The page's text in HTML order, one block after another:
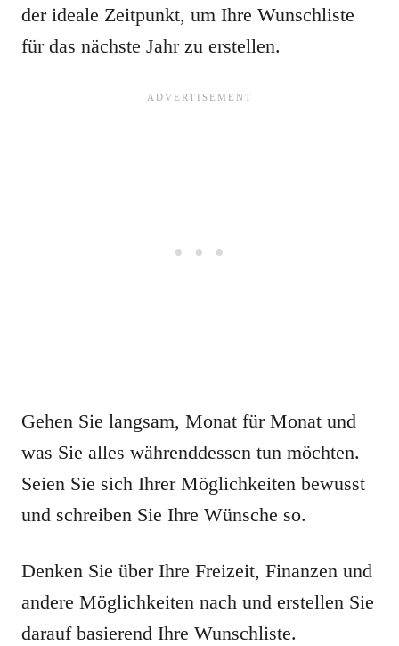
der ideale Zeitpunkt, um Ihre Wunschliste
für das nächste Jahr zu erstellen.
Gehen Sie langsam, Monat für Monat und
was Sie alles währenddessen tun möchten.
Seien Sie sich Ihrer Möglichkeiten bewusst
und schreiben Sie Ihre Wünsche so.
Denken Sie über Ihre Freizeit, Finanzen und
andere Möglichkeiten nach und erstellen Sie
darauf basierend Ihre Wunschliste.